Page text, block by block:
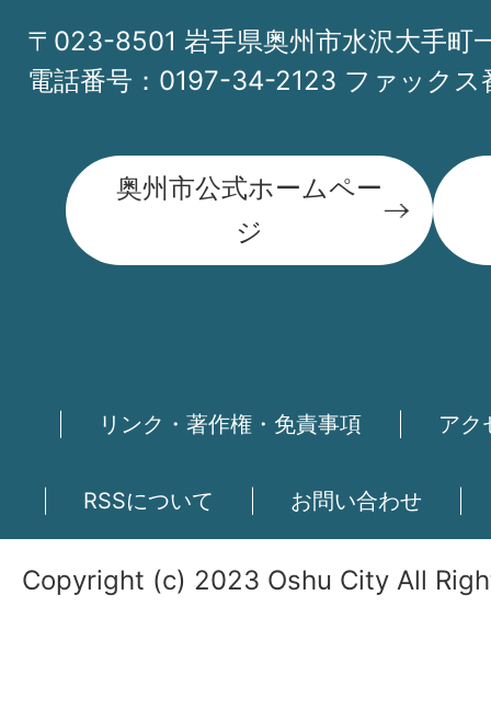
〒023-8501 岩手県奥州市水沢大手町
電話番号：0197-34-2123 ファック
奥州市公式ホームペー
ジ
リンク・著作権・免責事項 アク
RSSについて お問い合わせ
Copyright (c) 2023 Oshu City All